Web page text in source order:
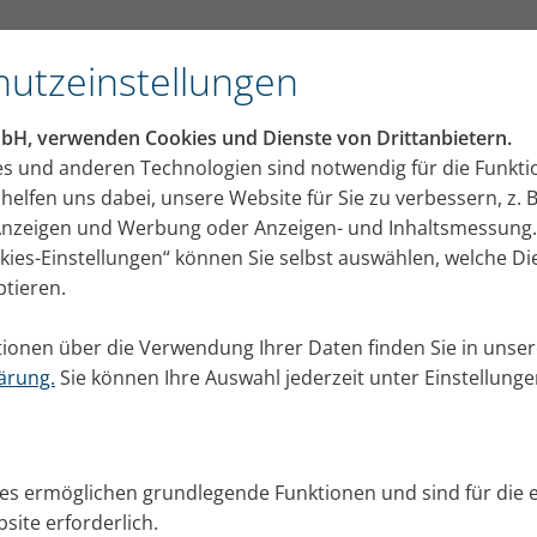
verwenden Cookies und Dienste von Drittanbietern.
und anderen Technologien sind notwendig für die
uns dabei, unsere Website für Sie zu verbessern, z.
und Werbung oder Anzeigen- und
Einstellungen“ können Sie selbst auswählen, welche
über die Verwendung Ihrer Daten finden Sie in
Sie können Ihre Auswahl jederzeit unter
ermöglichen grundlegende Funktionen und sind für die
erforderlich.
über Eltern-Kind-Konflikte bei der
Inhalation:
über Eltern-Kind-
bei der täglichen
macht Atem-Physiotherapeutin Rita Kieselmann
Betroffenen zu helfen.
Interviews Tipps + Übungen Wissen